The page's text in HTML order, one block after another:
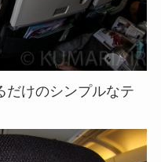
だけのシンプルなテ